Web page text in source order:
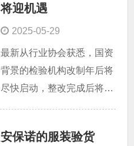
务，并能高效地完成。 公
米，两条流水拉，两台检针
机，满足于客 户可以将成
品拉至检品工厂，全检后包
装直接在我公司出货。
使买家不知道是什么厂家在
什么条件下为他们生产。而
现今，基于监管条件和消费
者的期望，越来越多的买家
需要了解产品的各项合规
心达成业务合作。通过安保
将迎机遇
2025-05-29
最新从行业协会获悉，国资
背景的检验机构改制年后将
尽快启动，整改完成后将推
检验机构垄断一半以上市场
安保诺的服装验货